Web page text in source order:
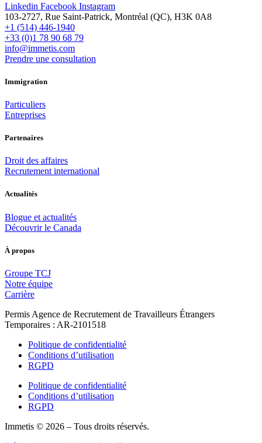
Linkedin Facebook Instagram
103-2727, Rue Saint-Patrick, Montréal (QC), H3K 0A8
+1 (514) 446-1940
+33 (0)1 78 90 68 79
info@immetis.com
Prendre une consultation
Immigration
Particuliers
Entreprises
Partenaires
Droit des affaires
Recrutement international
Actualités
Blogue et actualités
Découvrir le Canada
À propos
Groupe TCJ
Notre équipe
Carrière
Permis Agence de Recrutement de Travailleurs Étrangers
Temporaires : AR-2101518
Politique de confidentialité
Conditions d’utilisation
RGPD
Politique de confidentialité
Conditions d’utilisation
RGPD
Immetis © 2026 – Tous droits réservés.